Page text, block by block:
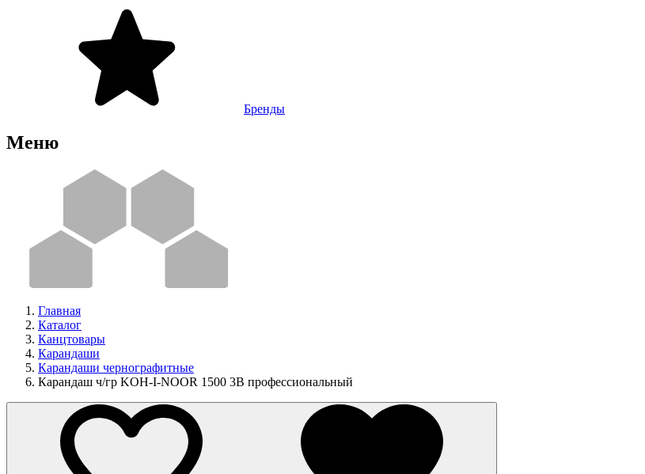
Бренды
Меню
Главная
Каталог
Канцтовары
Карандаши
Карандаши чернографитные
Карандаш ч/гр KOH-I-NOOR 1500 3B профессиональный